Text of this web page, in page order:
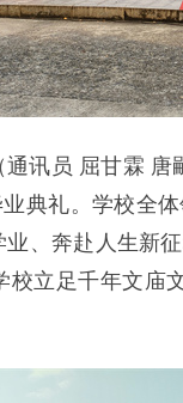
通讯员 屈甘霖 唐
业典礼。学校全
、奔赴人生新
立足千年文庙